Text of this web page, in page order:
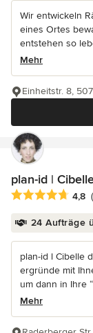
Wir entwickeln
eines Ortes
entstehen so
Mehr
Einheitstr. 8,
plan-id |
4,8
24 Aufträge
plan-id l Cibelle
ergründe mit
um dann in Ihre
Mehr